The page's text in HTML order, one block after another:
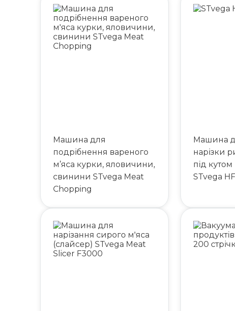
Машина для
подрібнення вареного
м’яса курки, яловичини,
свинини STvega Meat
Chopping
Машина
нарізки
під
STvega